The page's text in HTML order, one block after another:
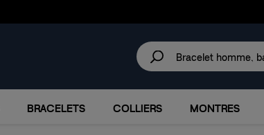
PROMOTIONS
BRACELETS COLLIERS MONTRES